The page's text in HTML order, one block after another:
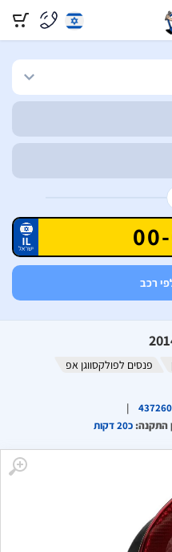
רכב
פנסים לפולקסווגן אפ
התקנה:כ20 דקות